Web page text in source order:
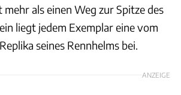
als einen Weg zur Spitze des
liegt jedem Exemplar eine vom
seines Rennhelms bei.
ANZEIGE